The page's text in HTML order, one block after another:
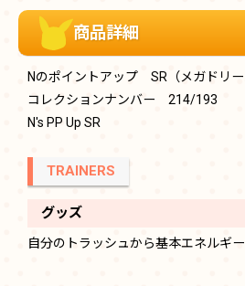
商品詳細
Nのポイントアップ SR（メガドリー
コレクションナンバー 214/193
N's PP Up SR
TRAINERS
グッズ
自分のトラッシュから基本エネルギ